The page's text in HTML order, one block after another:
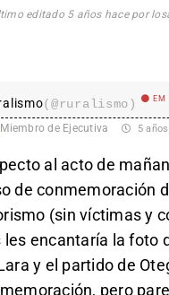
editado 5 años hace por
(@ruralismo) EM
Miembro de Ejecutiva 5
al acto de
de conmemoración
(sin víctimas y
les encantaría la foto
y el partido de
pero